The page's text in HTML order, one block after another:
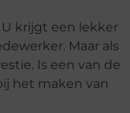
krijgt een lekker
Maar als
Is een van de
het maken van